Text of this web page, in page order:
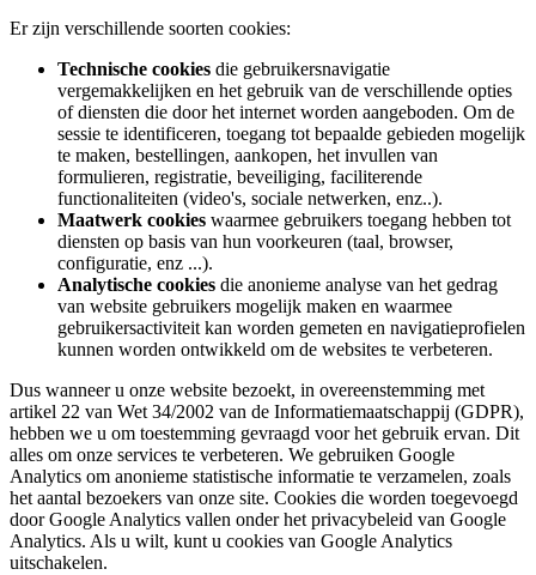
Er zijn verschillende soorten cookies:
Technische cookies die gebruikersnavigatie
vergemakkelijken en het gebruik van de verschillende opties
of diensten die door het internet worden aangeboden. Om de
sessie te identificeren, toegang tot bepaalde gebieden mogelijk
te maken, bestellingen, aankopen, het invullen van
formulieren, registratie, beveiliging, faciliterende
functionaliteiten (video's, sociale netwerken, enz..).
Maatwerk cookies waarmee gebruikers toegang hebben tot
diensten op basis van hun voorkeuren (taal, browser,
configuratie, enz ...).
Analytische cookies die anonieme analyse van het gedrag
van website gebruikers mogelijk maken en waarmee
gebruikersactiviteit kan worden gemeten en navigatieprofielen
kunnen worden ontwikkeld om de websites te verbeteren.
Dus wanneer u onze website bezoekt, in overeenstemming met
artikel 22 van Wet 34/2002 van de Informatiemaatschappij (GDPR),
hebben we u om toestemming gevraagd voor het gebruik ervan. Dit
alles om onze services te verbeteren. We gebruiken Google
Analytics om anonieme statistische informatie te verzamelen, zoals
het aantal bezoekers van onze site. Cookies die worden toegevoegd
door Google Analytics vallen onder het privacybeleid van Google
Analytics. Als u wilt, kunt u cookies van Google Analytics
uitschakelen.